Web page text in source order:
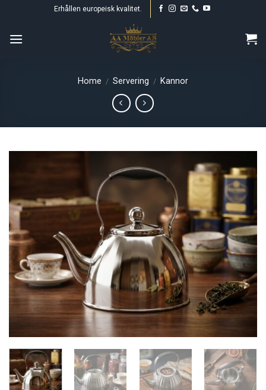
content
Erhållen europeisk kvalitet.
Home / Servering / Kannor